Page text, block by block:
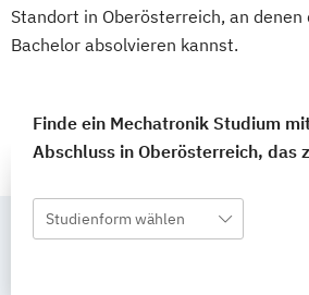
Standort in Oberösterreich, an
Bachelor absolvieren kannst.
Finde ein Mechatronik Studium
Abschluss in Oberösterreich, das
Studienform wählen